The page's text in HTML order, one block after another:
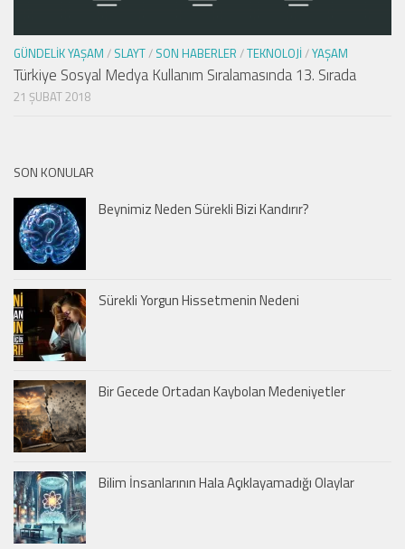
GÜNDELIK YAŞAM / SLAYT/ SON HABERLER /TEKNOLOJI/YAŞAM
Türkiye Sosyal Medya Kullanım Sıralamasında 13. Sırada
21 ŞUBAT 2018
SON KONULAR
Beynimiz Neden Sürekli Bizi Kandırır?
Sürekli Yorgun Hissetmenin Nedeni
Bir Gecede Ortadan Kaybolan Medeniyetler
Bilim İnsanlarının Hala Açıklayamadığı Olaylar